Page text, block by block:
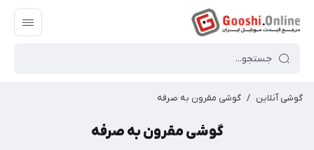
گوشی آنلاین / گوشی مقرون به صرفه
گوشی مقرون به صرفه